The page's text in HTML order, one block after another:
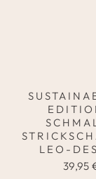
LEO-
39,95